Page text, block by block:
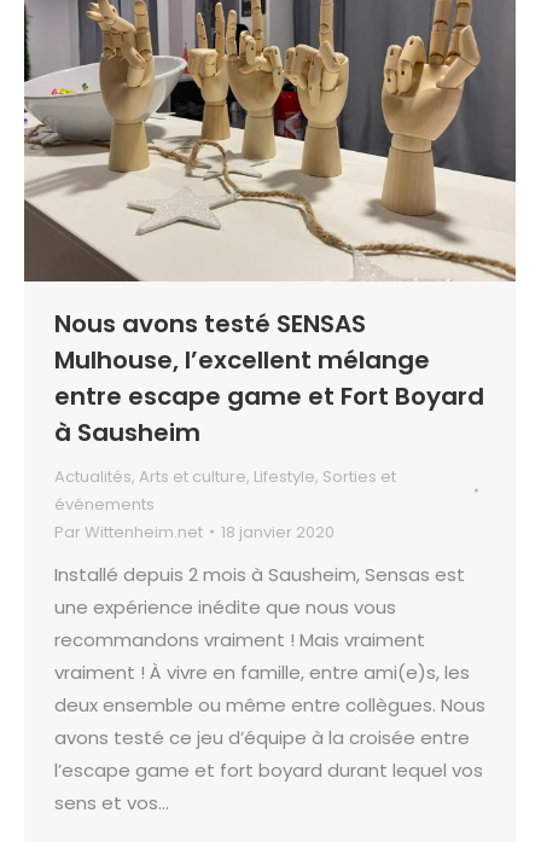
Nous avons testé SENSAS
Mulhouse, l’excellent mélange
entre escape game et Fort Boyard
à Sausheim
Actualités, Arts et culture, Lifestyle, Sorties et
événements
Par Wittenheim.net 18 janvier 2020
Installé depuis 2 mois à Sausheim, Sensas est
une expérience inédite que nous vous
recommandons vraiment ! Mais vraiment
vraiment ! À vivre en famille, entre ami(e)s, les
deux ensemble ou même entre collègues. Nous
avons testé ce jeu d’équipe à la croisée entre
l’escape game et fort boyard durant lequel vos
sens et vos…